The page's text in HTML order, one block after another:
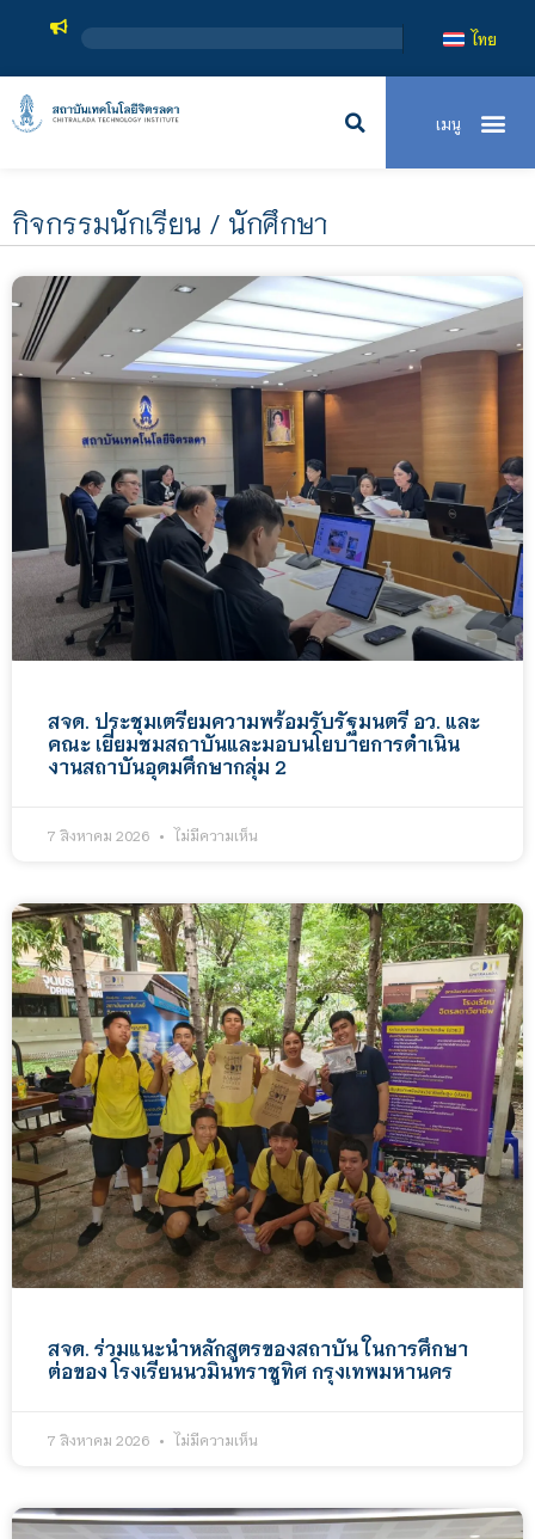
สถาบันเทค
ไทย
กิจกรรมนักเรียน / นักศึกษา
สจด. ประชุมเตรียมความพร้อมรับรัฐมนตรี อว. และ
คณะ เยี่ยมชมสถาบันและมอบนโยบายการดำเนิน
งานสถาบันอุดมศึกษากลุ่ม 2
7 สิงหาคม 2026 ไม่มีความเห็น
สจด. ร่วมแนะนำหลักสูตรของสถาบัน ในการศึกษา
ต่อของ โรงเรียนนวมินทราชูทิศ กรุงเทพมหานคร
7 สิงหาคม 2026 ไม่มีความเห็น